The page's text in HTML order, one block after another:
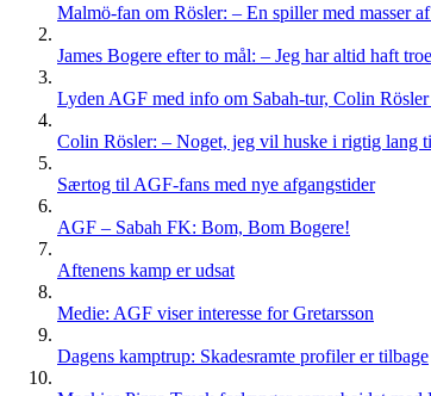
Malmö-fan om Rösler: – En spiller med masser
James Bogere efter to mål: – Jeg har altid haft
Lyden AGF med info om Sabah-tur, Colin
Colin Rösler: – Noget, jeg vil huske i rigtig lang
Særtog til AGF-fans med nye afgangstider
AGF – Sabah FK: Bom, Bom Bogere!
Aftenens kamp er udsat
Medie: AGF viser interesse for Gretarsson
Dagens kamptrup: Skadesramte profiler er tilbage